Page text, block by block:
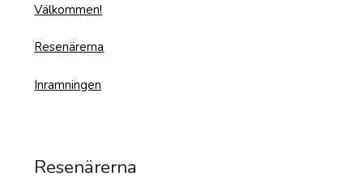
Välkommen!
Resenärerna
Inramningen
Resenärerna